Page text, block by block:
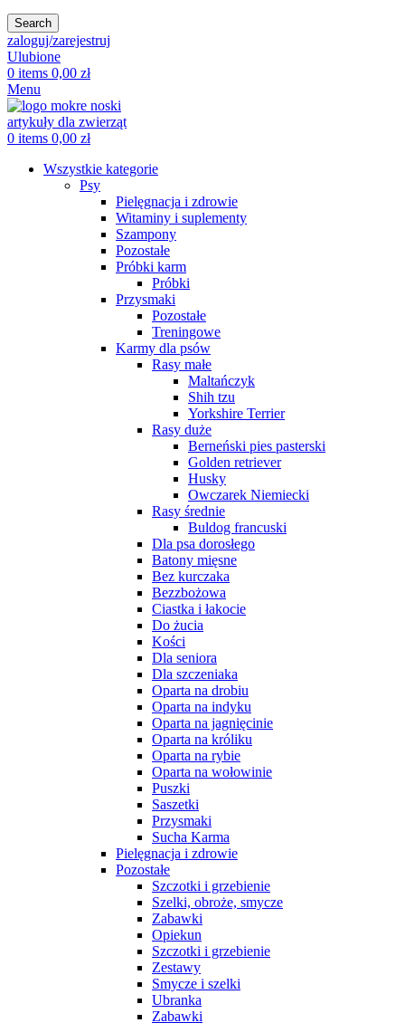
Search
zaloguj/zarejestruj
Ulubione
0 items 0,00 zł
Menu
0 items 0,00 zł
Wszystkie kategorie
Psy
Pielęgnacja i zdrowie
Witaminy i suplementy
Szampony
Pozostałe
Próbki karm
Próbki
Przysmaki
Pozostałe
Treningowe
Karmy dla psów
Rasy małe
Maltańczyk
Shih tzu
Yorkshire Terrier
Rasy duże
Berneński pies pasterski
Golden retriever
Husky
Owczarek Niemiecki
Rasy średnie
Buldog francuski
Dla psa dorosłego
Batony mięsne
Bez kurczaka
Bezzbożowa
Ciastka i łakocie
Do żucia
Kości
Dla seniora
Dla szczeniaka
Oparta na drobiu
Oparta na indyku
Oparta na jagnięcinie
Oparta na króliku
Oparta na rybie
Oparta na wołowinie
Puszki
Saszetki
Przysmaki
Sucha Karma
Pielęgnacja i zdrowie
Pozostałe
Szczotki i grzebienie
Szelki, obroże, smycze
Zabawki
Opiekun
Szczotki i grzebienie
Zestawy
Smycze i szelki
Ubranka
Zabawki